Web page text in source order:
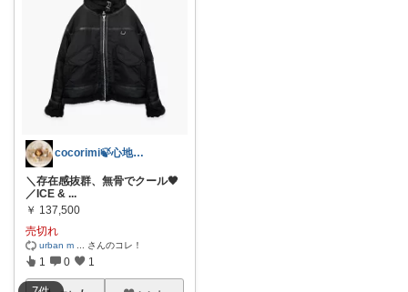
cocorimi🍃心地よい暮らし
＼存在感抜群、無骨でクール🖤
／ICE & ...
￥ 137,500
売切れ
urban m さんのコレ！
1 0 1